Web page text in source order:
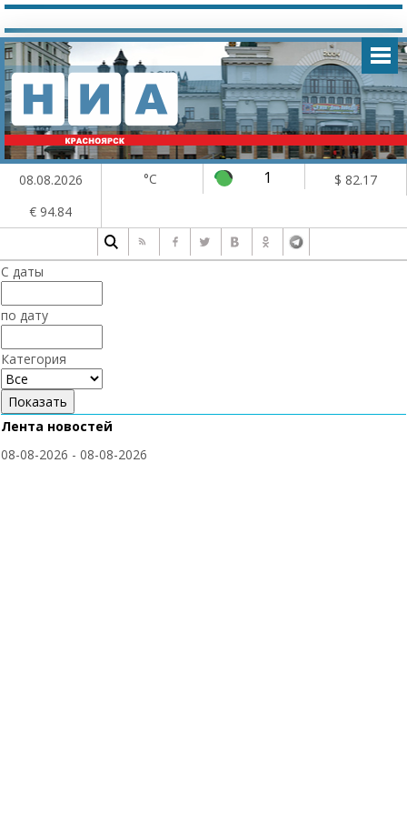
08.08.2026 °C 1
$ 82.17
€ 94.84
С даты
по дату
Категория
Лента новостей
08-08-2026 - 08-08-2026